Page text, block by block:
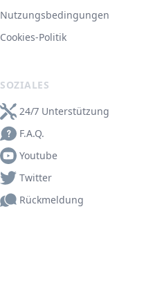
Nutzungsbedingungen
Cookies-Politik
SOZIALES
24/7 Unterstützung
F.A.Q.
Youtube
Twitter
Rückmeldung